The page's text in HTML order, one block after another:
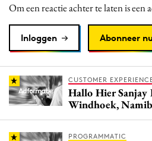
Om een reactie achter te laten is een
Inloggen Abonneer nu
CUSTOMER
Hallo Hier
Windhoek,
PROGRAMMATIC